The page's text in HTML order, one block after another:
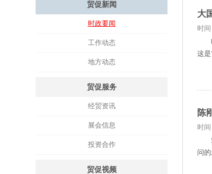
贸促新闻
时政要闻
工作动态
地方动态
贸促服务
经贸资讯
展会信息
投资合作
贸促视频
大
时
时
这是
陈
时间
5
问